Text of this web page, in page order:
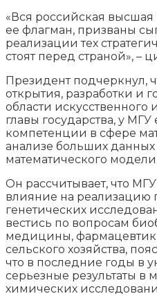
«Вся российская
ее флагман, призваны
реализации тех
стоят перед страной», –
Президент подчеркнул,
открытия, разработки и
области
главы государства, у МГУ
компетенции в сфере
анализе больших
математического
Он рассчитывает, что
влияние на реализацию
генетических
вестись по вопросам
медицины,
сельского хозяйства,
что в последние годы в
серьезные результаты в
химических